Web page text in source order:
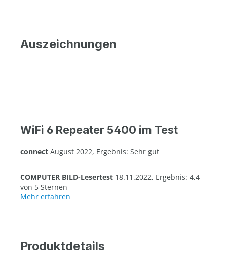
Auszeichnungen
WiFi 6 Repeater 5400 im Test
connect August 2022, Ergebnis: Sehr gut
COMPUTER BILD-Lesertest 18.11.2022, Ergebnis: 4,4
von 5 Sternen
Mehr erfahren
Produktdetails